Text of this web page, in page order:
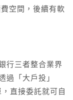
空間，後續有軟
行三者整合業界
過「大戶投」
直接委託就可自